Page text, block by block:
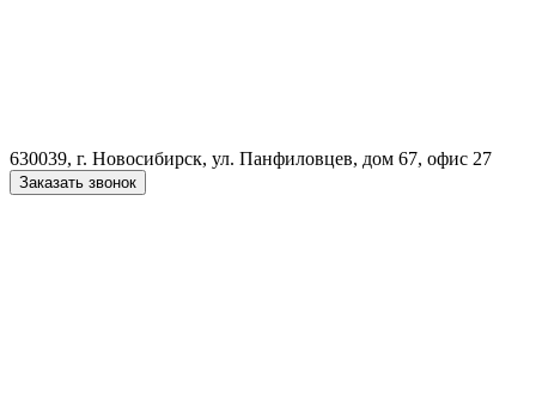
630039, г. Новосибирск, ул. Панфиловцев, дом 67, офис 27
Заказать звонок